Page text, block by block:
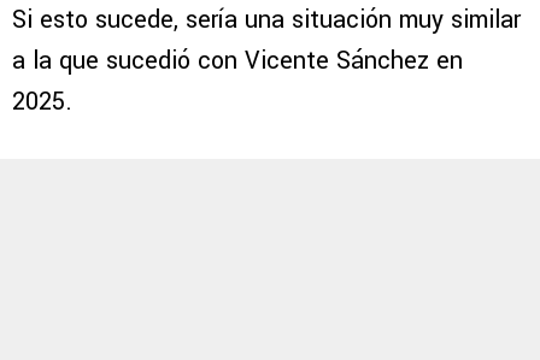
Si esto sucede, sería una situación muy similar
a la que sucedió con Vicente Sánchez en
2025.